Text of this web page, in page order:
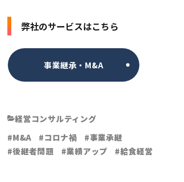
弊社のサービスはこちら
事業継承・M&A
経営コンサルティング
M&A
コロナ禍
事業承継
後継者問題
業績アップ 給食経営